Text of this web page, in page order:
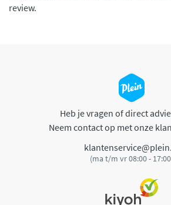
review.
Heb je vragen of direct
Neem contact op met onze
(ma t/m vr 08:00 -